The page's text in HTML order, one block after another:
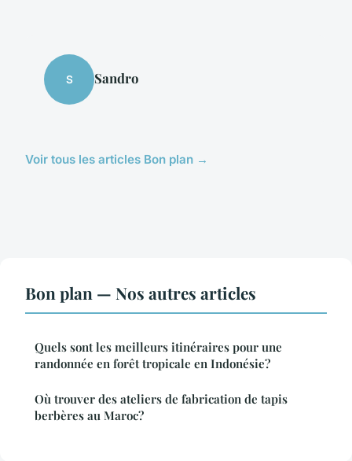
S Sandro
Voir tous les articles Bon plan →
Bon plan — Nos autres articles
Quels sont les meilleurs itinéraires pour une
randonnée en forêt tropicale en Indonésie?
Où trouver des ateliers de fabrication de tapis
berbères au Maroc?